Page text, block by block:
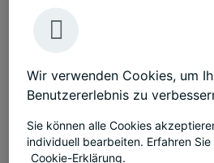
Design
Möblierung
Präsentation des
Wir verwenden Cookies, um
Benutzererlebnis zu
Sie können alle Cookies
individuell bearbeiten. Erfahren
Cookie-Erklärung.